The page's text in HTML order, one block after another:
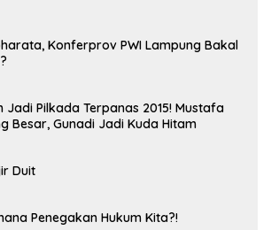
Konferprov PWI Lampung Bakal
Jadi Pilkada Terpanas 2015! Mustafa
Besar, Gunadi Jadi Kuda Hitam
Duit
Penegakan Hukum Kita?!